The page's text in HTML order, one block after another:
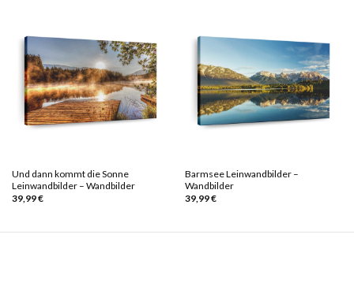
Und dann kommt die Sonne
Leinwandbilder – Wandbilder
39,99€
Barmsee Leinwandbilder –
Wandbilder
39,99€